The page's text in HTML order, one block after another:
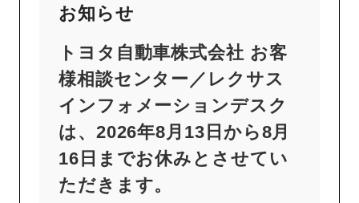
お知らせ
トヨタ自動車株式会社 お客
様相談センター／レクサス
インフォメーションデスク
は、2026年8月13日から8月
16日までお休みとさせてい
ただきます。